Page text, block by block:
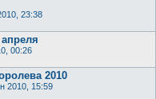
23:38
00:26
2010
2010, 15:59